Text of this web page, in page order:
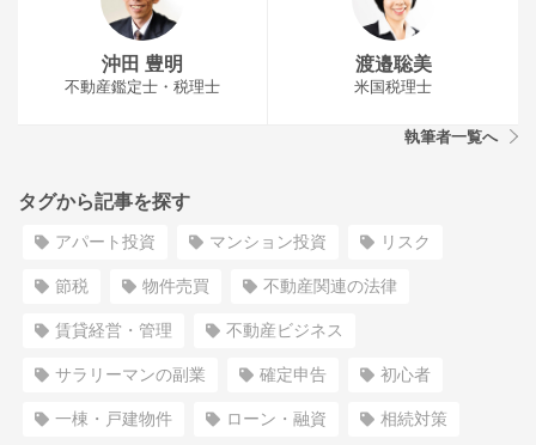
沖田 豊明
不動産鑑定士・税理士
渡邉聡美
米国税理士
執筆者一覧へ
タグから記事を探す
アパート投資 マンション投資 リスク
節税 物件売買 不動産関連の法律
賃貸経営・管理 不動産ビジネス
サラリーマンの副業 確定申告 初心者
一棟・戸建物件 ローン・融資 相続対策